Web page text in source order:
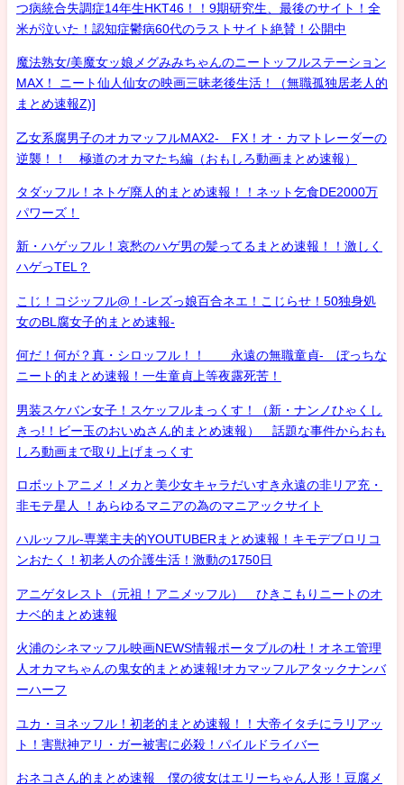
つ病統合失調症14年生HKT46！！9期研究生、最後のサイト！全
米が泣いた！認知症鬱病60代のラストサイト絶賛！公開中
魔法熟女/美魔女ッ娘メグみみちゃんのニートッフルステーション
MAX！ ニート仙人仙女の映画三昧老後生活！（無職孤独居老人的
まとめ速報Z)]
乙女系腐男子のオカマッフルMAX2- FX！オ・カマトレーダーの
逆襲！！ 極道のオカマたち編（おもしろ動画まとめ速報）
タダッフル！ネトゲ廃人的まとめ速報！！ネット乞食DE2000万
パワーズ！
新・ハゲッフル！哀愁のハゲ男の髪ってるまとめ速報！！激しく
ハゲっTEL？
こじ！コジッフル@！-レズっ娘百合ネエ！こじらせ！50独身処
女のBL腐女子的まとめ速報-
何だ！何が？真・シロッフル！！ 永遠の無職童貞- ぼっちな
ニート的まとめ速報！一生童貞上等夜露死苦！
男装スケバン女子！スケッフルまっくす！（新・ナンノひゃくし
きっ!！ビー玉のおいぬさん的まとめ速報） 話題な事件からおも
しろ動画まで取り上げまっくす
ロボットアニメ！メカと美少女キャラだいすき永遠の非リア充・
非モテ星人 ！あらゆるマニアの為のマニアックサイト
ハルッフル-専業主夫的YOUTUBERまとめ速報！キモデブロリコ
ンおたく！初老人の介護生活！激動の1750日
アニゲタレスト（元祖！アニメッフル） ひきこもりニートのオ
ナベ的まとめ速報
火浦のシネマッフル映画NEWS情報ポータブルの杜！オネエ管理
人オカマちゃんの鬼女的まとめ速報!オカマッフルアタックナンバ
ーハーフ
ユカ・ヨネッフル！初老的まとめ速報！！大帝イタチにラリアッ
ト！害獣神アリ・ガー被害に必殺！パイルドライバー
おネコさん的まとめ速報 僕の彼女はエリーちゃん人形！豆腐メ